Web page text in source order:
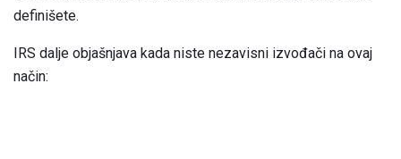
definišete.
IRS dalje objašnjava kada niste nezavisni izvođači na ovaj
način: